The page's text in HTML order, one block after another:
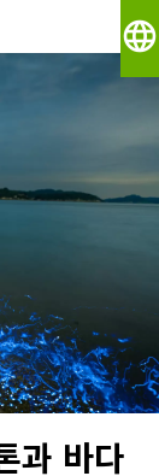
language
과 바다